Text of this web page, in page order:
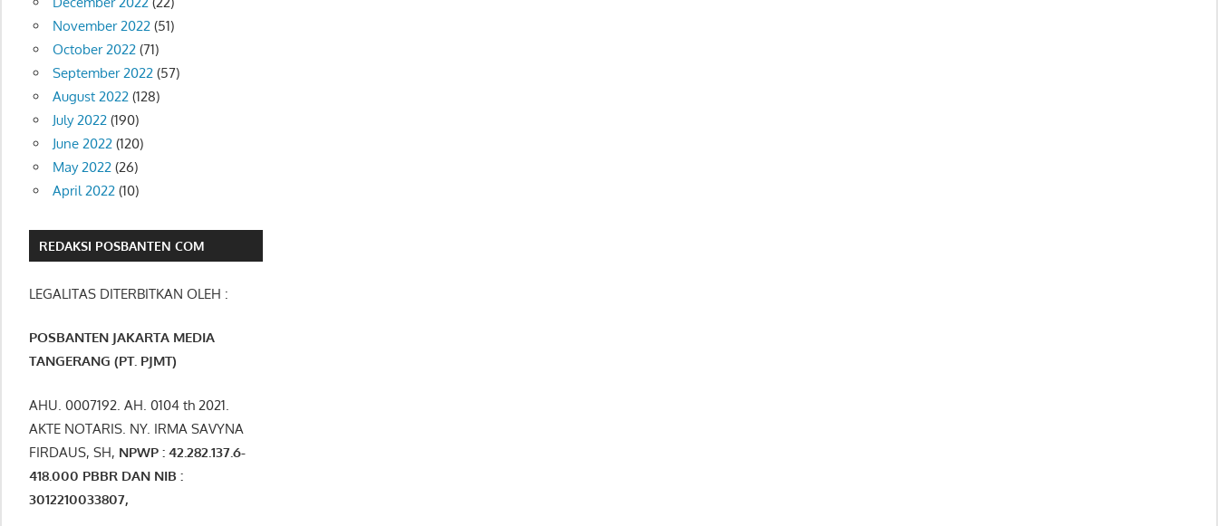
November 2022(51)
October 2022(71)
September 2022(57)
August 2022(128)
July 2022(190)
June 2022(120)
May 2022(26)
April 2022(10)
REDAKSI POSBANTEN COM
LEGALITAS DITERBITKAN OLEH :
POSBANTEN JAKARTA MEDIA
TANGERANG (PT. PJMT)
AHU. 0007192. AH. 0104 th 2021.
AKTE NOTARIS. NY. IRMA SAVYNA
FIRDAUS, SH, NPWP : 42. 282 .137.6-
418.000 PBBR DAN NIB :
3012210033807,